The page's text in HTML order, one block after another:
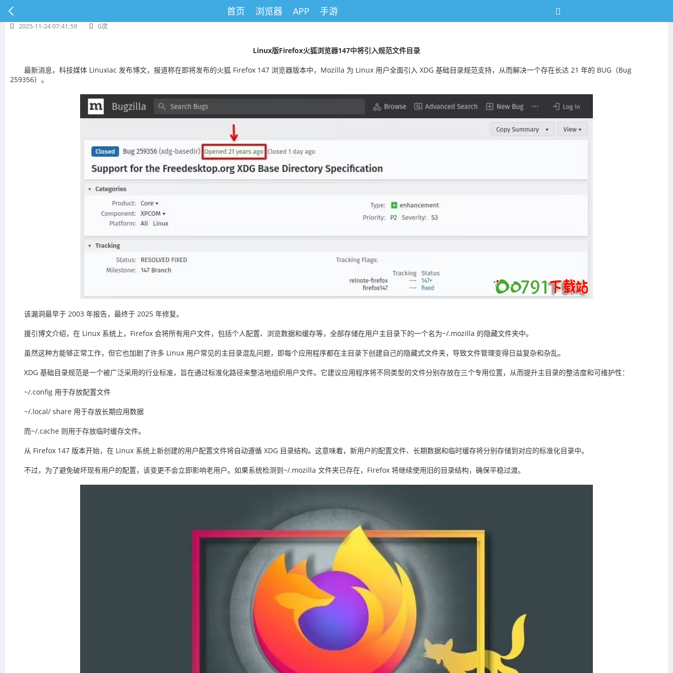
首页 浏览器 APP 手游
2025-11-24 07:41:59 0次
Linux版Firefox火狐浏览器147中将引入规范文件目录
最新消息，科技媒体 Linuxiac 发布博文，报道称在即将发布的火狐 Firefox 147 浏览器版本中，Mozilla 为 Linux 用户全面引入 XDG 基础目录规范支持，从而解决一个存在长达 21 年的 BUG（Bug
259356）。
该漏洞最早于 2003 年报告，最终于 2025 年修复。
援引博文介绍，在 Linux 系统上，Firefox 会将所有用户文件，包括个人配置、浏览数据和缓存等，全部存储在用户主目录下的一个名为~/.mozilla 的隐藏文件夹中。
虽然这种方能够正常工作，但它也加剧了许多 Linux 用户常见的主目录混乱问题，即每个应用程序都在主目录下创建自己的隐藏式文件夹，导致文件管理变得日益复杂和杂乱。
XDG 基础目录规范是一个被广泛采用的行业标准，旨在通过标准化路径来整洁地组织用户文件。它建议应用程序将不同类型的文件分别存放在三个专用位置，从而提升主目录的整洁度和可维护性：
~/.config 用于存放配置文件
~/.local/ share 用于存放长期应用数据
而~/.cache 则用于存放临时缓存文件。
从 Firefox 147 版本开始，在 Linux 系统上新创建的用户配置文件将自动遵循 XDG 目录结构。这意味着，新用户的配置文件、长期数据和临时缓存将分别存储到对应的标准化目录中。
不过，为了避免破坏现有用户的配置，该变更不会立即影响老用户。如果系统检测到~/.mozilla 文件夹已存在，Firefox 将继续使用旧的目录结构，确保平稳过渡。